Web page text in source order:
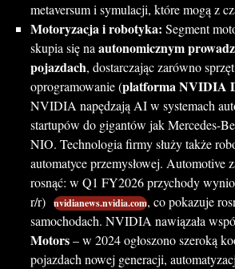
metaversum i symulacji, które mogą z
Motoryzacja i robotyka: Segment
skupia się naautonomicznym
pojazdach, dostarczając zarówno
oprogramowanie (platforma NVIDIA
NVIDIA napędzają AI w systemach
startupów do gigantów jak Mercedes-
NIO. Technologia firmy służy także
automatyce przemysłowej. Automotive
rosnąć: w Q1 FY2026 przychody
r/r) nvidianews.nvidia.com, co pokazuje
samochodach. NVIDIA nawiązała
Motors– w 2024 ogłoszono szeroką
pojazdach nowej generacji,